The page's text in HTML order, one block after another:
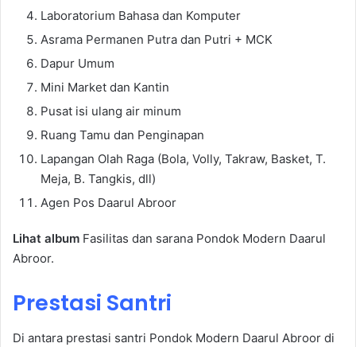
Laboratorium Bahasa dan Komputer
Asrama Permanen Putra dan Putri + MCK
Dapur Umum
Mini Market dan Kantin
Pusat isi ulang air minum
Ruang Tamu dan Penginapan
Lapangan Olah Raga (Bola, Volly, Takraw, Basket, T.
Meja, B. Tangkis, dll)
Agen Pos Daarul Abroor
Lihat album Fasilitas dan sarana Pondok Modern Daarul
Abroor.
Prestasi Santri
Di antara prestasi santri Pondok Modern Daarul Abroor di